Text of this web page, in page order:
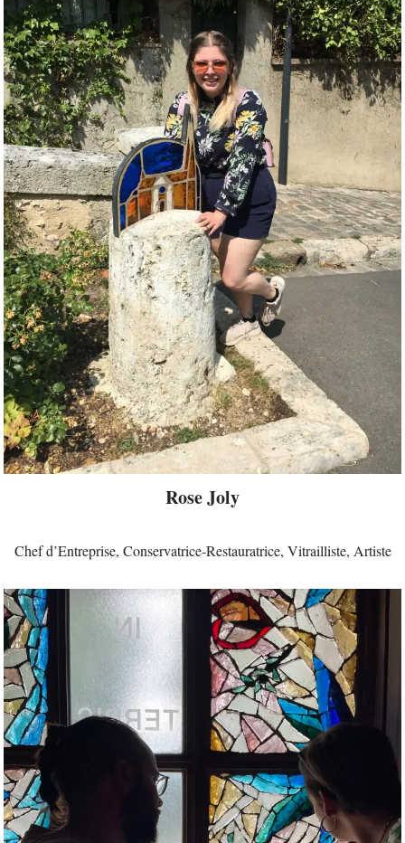
Rose Joly
Chef d’Entreprise, Conservatrice-Restauratrice, Vitrailliste, Artiste